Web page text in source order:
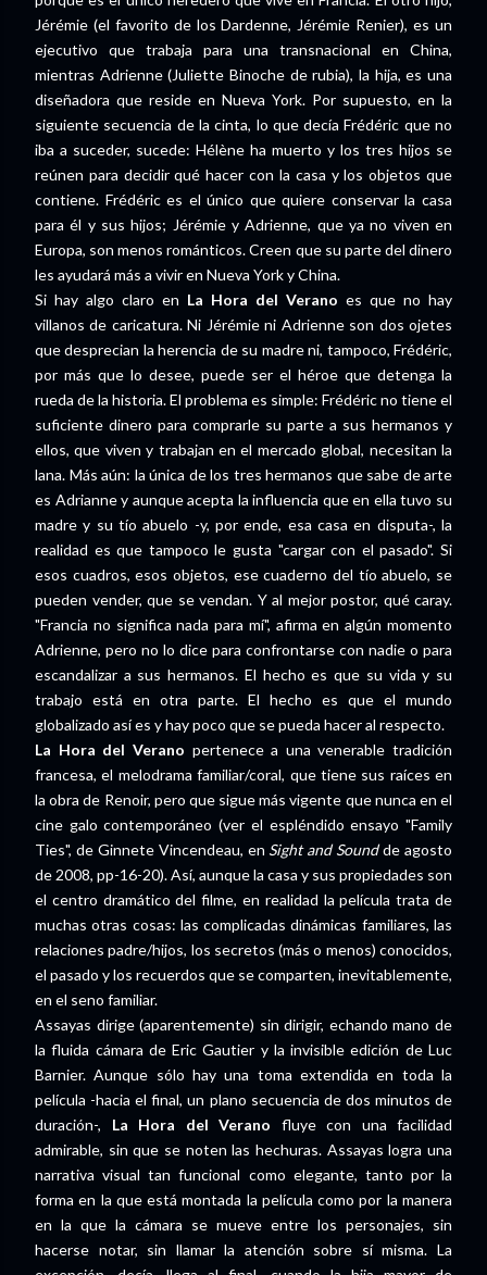
Jérémie (el favorito de los Dardenne, Jérémie Renier), es un
ejecutivo que trabaja para una transnacional en China,
mientras Adrienne (Juliette Binoche de rubia), la hija, es una
diseñadora que reside en Nueva York. Por supuesto, en la
siguiente secuencia de la cinta, lo que decía Frédéric que no
iba a suceder, sucede: Hélène ha muerto y los tres hijos se
reúnen para decidir qué hacer con la casa y los objetos que
contiene. Frédéric es el único que quiere conservar la casa
para él y sus hijos; Jérémie y Adrienne, que ya no viven en
Europa, son menos románticos. Creen que su parte del dinero
les ayudará más a vivir en Nueva York y China.
Si hay algo claro en La Hora del Verano es que no hay
villanos de caricatura. Ni Jérémie ni Adrienne son dos ojetes
que desprecian la herencia de su madre ni, tampoco, Frédéric,
por más que lo desee, puede ser el héroe que detenga la
rueda de la historia. El problema es simple: Frédéric no tiene el
suficiente dinero para comprarle su parte a sus hermanos y
ellos, que viven y trabajan en el mercado global, necesitan la
lana. Más aún: la única de los tres hermanos que sabe de arte
es Adrianne y aunque acepta la influencia que en ella tuvo su
madre y su tío abuelo -y, por ende, esa casa en disputa-, la
realidad es que tampoco le gusta "cargar con el pasado". Si
esos cuadros, esos objetos, ese cuaderno del tío abuelo, se
pueden vender, que se vendan. Y al mejor postor, qué caray.
"Francia no significa nada para mí", afirma en algún momento
Adrienne, pero no lo dice para confrontarse con nadie o para
escandalizar a sus hermanos. El hecho es que su vida y su
trabajo está en otra parte. El hecho es que el mundo
globalizado así es y hay poco que se pueda hacer al respecto.
La Hora del Verano pertenece a una venerable tradición
francesa, el melodrama familiar/coral, que tiene sus raíces en
la obra de Renoir, pero que sigue más vigente que nunca en el
cine galo contemporáneo (ver el espléndido ensayo "Family
Ties", de Ginnete Vincendeau, en Sight and Soundde agosto
de 2008, pp-16-20). Así, aunque la casa y sus propiedades son
el centro dramático del filme, en realidad la película trata de
muchas otras cosas: las complicadas dinámicas familiares, las
relaciones padre/hijos, los secretos (más o menos) conocidos,
el pasado y los recuerdos que se comparten, inevitablemente,
en el seno familiar.
Assayas dirige (aparentemente) sin dirigir, echando mano de
la fluida cámara de Eric Gautier y la invisible edición de Luc
Barnier. Aunque sólo hay una toma extendida en toda la
película -hacia el final, un plano secuencia de dos minutos de
duración-, La Hora del Verano fluye con una facilidad
admirable, sin que se noten las hechuras. Assayas logra una
narrativa visual tan funcional como elegante, tanto por la
forma en la que está montada la película como por la manera
en la que la cámara se mueve entre los personajes, sin
hacerse notar, sin llamar la atención sobre sí misma. La